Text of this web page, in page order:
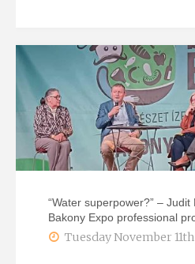
Media
Trip
in
Hungary:
Retention
“Water superpower?” –
Bakony Expo professional
Tuesday November